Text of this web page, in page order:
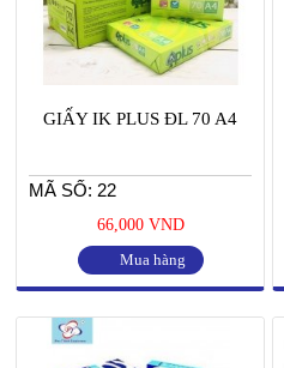
GIẤY IK PLUS ĐL 70 A4
MÃ SỐ: 22
66,000 VND
Mua hàng